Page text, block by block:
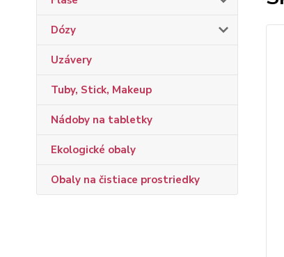
Dózy
Uzávery
Tuby, Stick, Makeup
Nádoby na tabletky
Ekologické obaly
Obaly na čistiace prostriedky